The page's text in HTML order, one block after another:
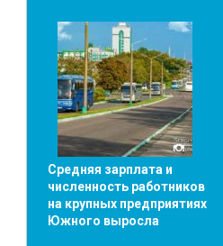
Средняя зарплата и
численность работников
на крупных предприятиях
Южного выросла